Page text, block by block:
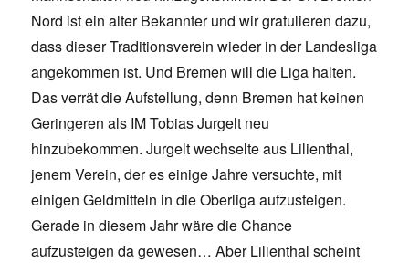
Nord ist ein alter Bekannter und wir gratulieren dazu,
dass dieser Traditionsverein wieder in der Landesliga
angekommen ist. Und Bremen will die Liga halten.
Das verrät die Aufstellung, denn Bremen hat keinen
Geringeren als IM Tobias Jurgelt neu
hinzubekommen. Jurgelt wechselte aus Lilienthal,
jenem Verein, der es einige Jahre versuchte, mit
einigen Geldmitteln in die Oberliga aufzusteigen.
Gerade in diesem Jahr wäre die Chance
aufzusteigen da gewesen… Aber Lilienthal scheint